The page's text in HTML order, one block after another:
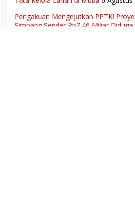
Pengakuan Mengejutkan PPTK!
Simpang Sender Rp7,46 Miliar